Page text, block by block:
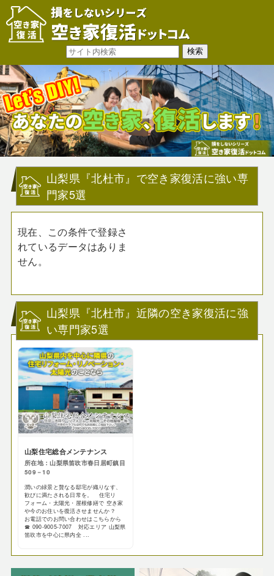
山梨県『北杜市』で空き家復活に強い専
門家5選
現在、この条件で登録さ
れているデータはありま
せん。
山梨県『北杜市』近隣の空き家復活に強
い専門家5選
山梨住宅総合メンテナンス
所在地：山梨県笛吹市春日居町鎮目
509－10
潤いの緑景と贅なる邸宅が織りなす、
歓びに満たされる日常を。 住宅リ
フォーム・太陽光・屋根修繕で 空き家
や今のお住いを復活させませんか？
お電話でのお問い合わせはこちらから
☎ 090-9005-7007 対応エリア 山梨県
笛吹市を中心に県内全 ...